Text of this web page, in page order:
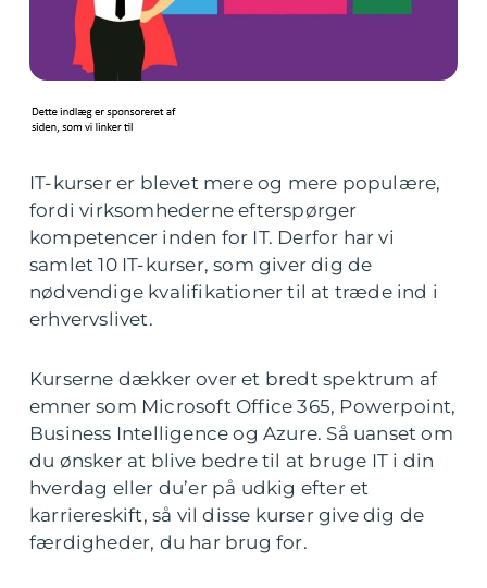
IT-kurser er blevet mere og mere populære,
fordi virksomhederne efterspørger
kompetencer inden for IT. Derfor har vi
samlet 10 IT-kurser, som giver dig de
nødvendige kvalifikationer til at træde ind i
erhvervslivet.
Kurserne dækker over et bredt spektrum af
emner som Microsoft Office 365, Powerpoint,
Business Intelligence og Azure. Så uanset om
du ønsker at blive bedre til at bruge IT i din
hverdag eller du’er på udkig efter et
karriereskift, så vil disse kurser give dig de
færdigheder, du har brug for.